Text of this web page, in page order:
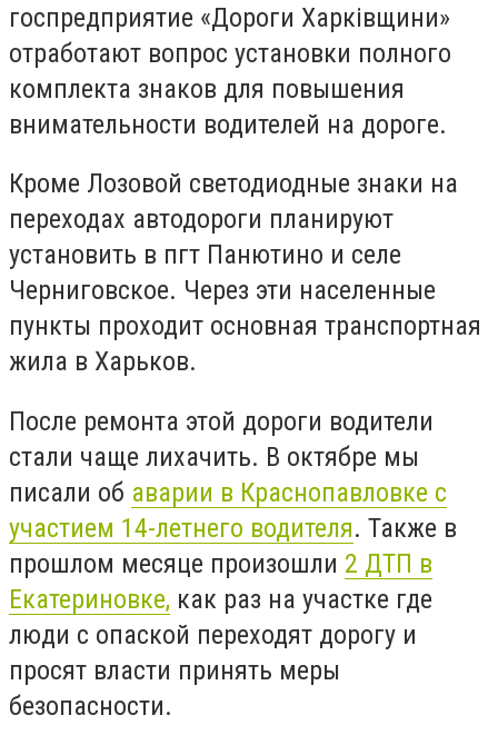
госпредприятие «Дороги Харківщини»
отработают вопрос установки полного
комплекта знаков для повышения
внимательности водителей на дороге.
Кроме Лозовой светодиодные знаки на
переходах автодороги планируют
установить в пгт Панютино и селе
Черниговское. Через эти населенные
пункты проходит основная транспортная
жила в Харьков.
После ремонта этой дороги водители
стали чаще лихачить. В октябре мы
писали об аварии в Краснопавловке с
участием 14-летнего водителя. Также в
прошлом месяце произошли 2 ДТП в
Екатериновке, как раз на участке где
люди с опаской переходят дорогу и
просят власти принять меры
безопасности.